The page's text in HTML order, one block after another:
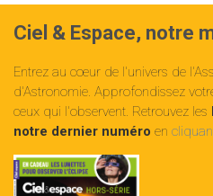
Ciel & Espace, notre
Entrez au cœur de l'univers de
d'Astronomie. Approfondissez
ceux qui l'observent. Retrouvez les
notre dernier numéro en